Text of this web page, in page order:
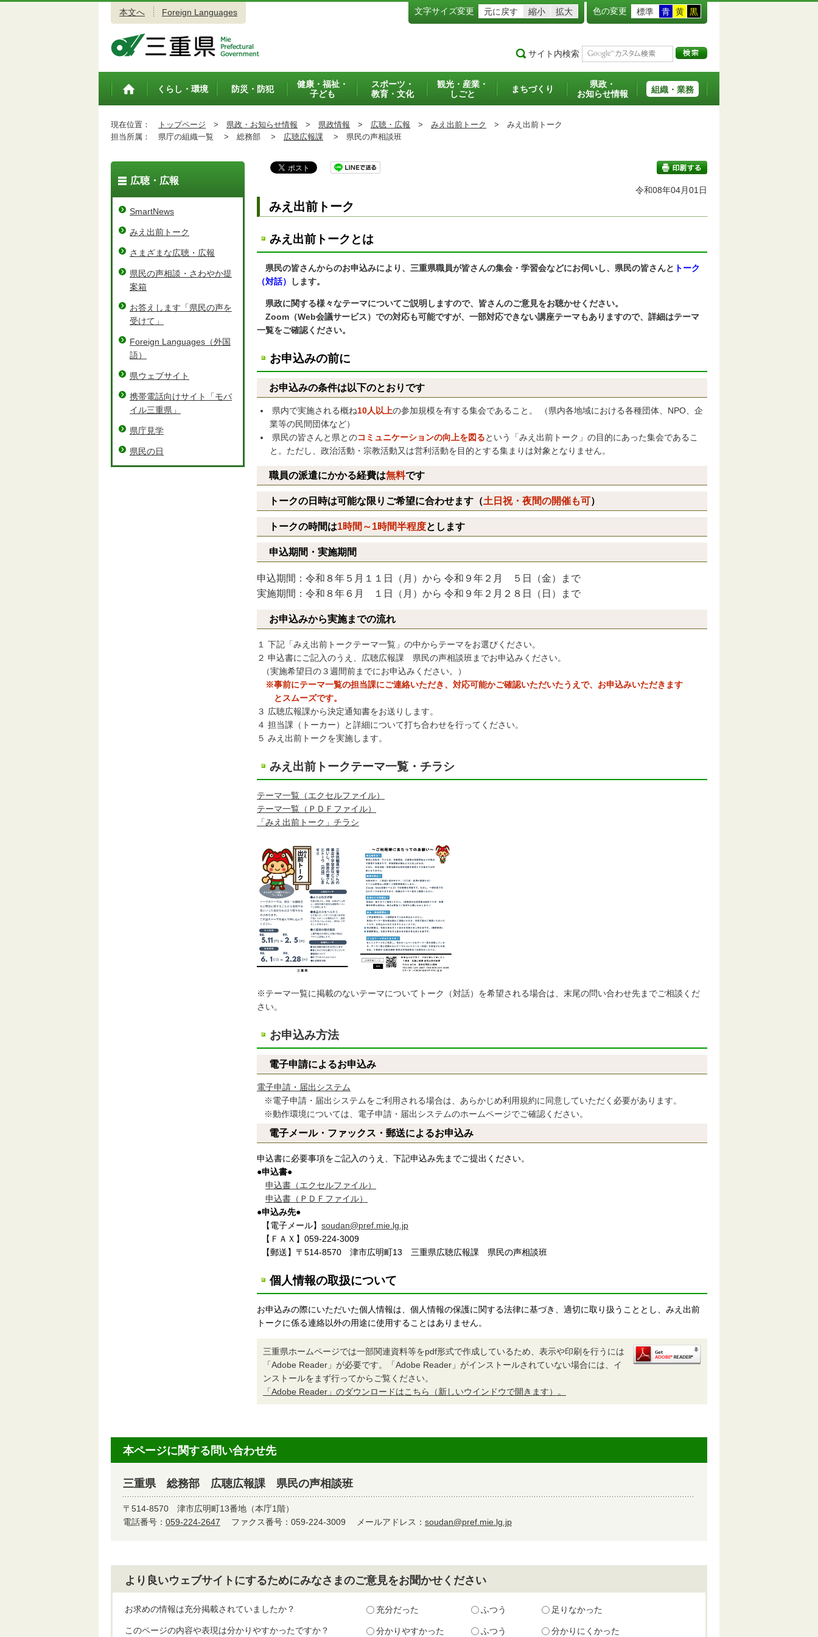
本文へ Foreign Languages 文字サイズ変更 元に戻す 縮小 拡大 色の変更 標準 青 黄 黒
サイト内検索
トップペ
くらし・環境 防災・防犯
健康・福祉・
子ども
スポーツ・
教育・文化
観光・産業・
しごと
まちづくり
県政・
お知らせ情報
組織・業務
現在位置： トップページ > 県政・お知らせ情報 > 県政情報 > 広聴・広報 > みえ出前トーク > みえ出前トーク
担当所属：
県庁の組織一覧 > 総務部 > 広聴広報課 > 県民の声相談班
印刷する
令和08年04月01日
みえ出前トーク
みえ出前トークとは
県民の皆さんからのお申込みにより、三重県職員が皆さんの集会・学習会などにお伺いし、県民の皆さんと トーク
（対話）
します。
県政に関する様々なテーマについてご説明しますので、皆さんのご意見をお聴かせください。
Zoom（Web会議サービス）での対応も可能ですが、一部対応できない講座テーマもありますので、詳細はテーマ
一覧をご確認ください。
お申込みの前に
お申込みの条件は以下のとおりです
県内で実施される概ね10人以上の参加規模を有する集会であること。 （県内各地域における各種団体、NPO、企
業等の民間団体など）
県民の皆さんと県とのコミュニケーションの向上を図るという「みえ出前トーク」の目的にあった集会であるこ
と。ただし、政治活動・宗教活動又は営利活動を目的とする集まりは対象となりません。
職員の派遣にかかる経費は無料です
トークの日時は可能な限りご希望に合わせます（土日祝・夜間の開催も可）
トークの時間は1時間～1時間半程度とします
申込期間・実施期間
申込期間：令和８年５月１１日（月）から 令和９年２月 ５日（金）まで
実施期間：令和８年６月 １日（月）から 令和９年２月２８日（日）まで
お申込みから実施までの流れ
１ 下記「みえ出前トークテーマ一覧」の中からテーマをお選びください。
２ 申込書にご記入のうえ、広聴広報課 県民の声相談班までお申込みください。
（実施希望日の３週間前までにお申込みください。）
※事前にテーマ一覧の担当課にご連絡いただき、対応可能かご確認いただいたうえで、お申込みいただきます
とスムーズです。
３ 広聴広報課から決定通知書をお送りします。
４ 担当課（トーカー）と詳細について打ち合わせを行ってください。
５ みえ出前トークを実施します。
みえ出前トークテーマ一覧・チラシ
テーマ一覧（エクセルファイル）
テーマ一覧（ＰＤＦファイル）
「みえ出前トーク」チラシ
※テーマ一覧に掲載のないテーマについてトーク（対話）を希望される場合は、末尾の問い合わせ先までご相談くだ
さい。
お申込み方法
電子申請によるお申込み
電子申請・届出システム
※電子申請・届出システムをご利用される場合は、あらかじめ利用規約に同意していただく必要があります。
※動作環境については、電子申請・届出システムのホームページでご確認ください。
電子メール・ファックス・郵送によるお申込み
申込書に必要事項をご記入のうえ、下記申込み先までご提出ください。
●申込書●
申込書（エクセルファイル）
申込書（ＰＤＦファイル）
●申込み先●
【電子メール】 soudan@pref.mie.lg.jp
【ＦＡＸ】059-224-3009
【郵送】〒514-8570 津市広明町13 三重県広聴広報課 県民の声相談班
個人情報の取扱について
お申込みの際にいただいた個人情報は、個人情報の保護に関する法律に基づき、適切に取り扱うこととし、みえ出前
トークに係る連絡以外の用途に使用することはありません。
三重県ホームページでは一部関連資料等をpdf形式で作成しているため、表示や印刷を行うには
「Adobe Reader」が必要です。「Adobe Reader」がインストールされていない場合には、イ
ンストールをまず行ってからご覧ください。
「Adobe Reader」のダウンロードはこちら（新しいウインドウで開きます）。
広聴・広報
SmartNews
みえ出前トーク
さまざまな広聴・広報
県民の声相談・さわやか提
案箱
お答えします「県民の声を
受けて」
Foreign Languages（外国
語）
県ウェブサイト
携帯電話向けサイト「モバ
イル三重県」
県庁見学
県民の日
本ページに関する問い合わせ先
三重県 総務部 広聴広報課 県民の声相談班
〒514-8570 津市広明町13番地（本庁1階）
電話番号： 059-224-2647 ファクス番号：059-224-3009 メールアドレス： soudan@pref.mie.lg.jp
より良いウェブサイトにするためにみなさまのご意見をお聞かせください
お求めの情報は充分掲載されていましたか？ 充分だった ふつう 足りなかった
このページの内容や表現は分かりやすかったですか？ 分かりやすかった ふつう 分かりにくかった